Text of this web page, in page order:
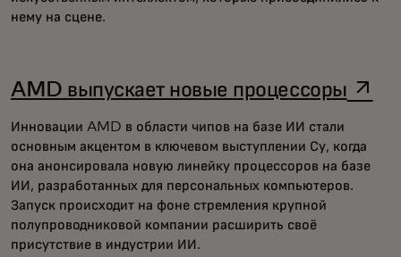
нему на сцене.
AMD выпускает новые процессоры
Инновации AMD в области чипов на базе ИИ стали
основным акцентом в ключевом выступлении Су, когда
она анонсировала новую линейку процессоров на базе
ИИ, разработанных для персональных компьютеров.
Запуск происходит на фоне стремления крупной
полупроводниковой компании расширить своё
присутствие в индустрии ИИ.